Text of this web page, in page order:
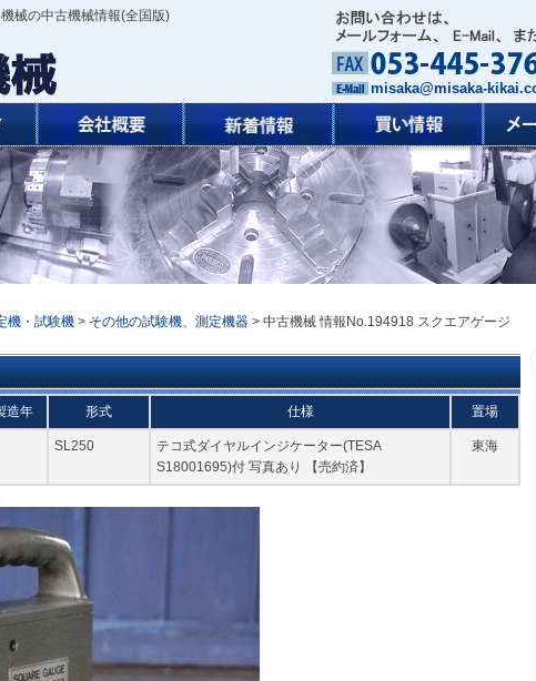
械の中古機械情報(全国版)
misaka@misaka-
機・試験機 > その他の試験機、測定機器 > 中古機械 情報No.194918 スクエアゲージ
造年 形式 仕様 置場
SL250
テコ式ダイヤルインジケーター(TESA
S18001695)付 写真あり 【売約済】
東海